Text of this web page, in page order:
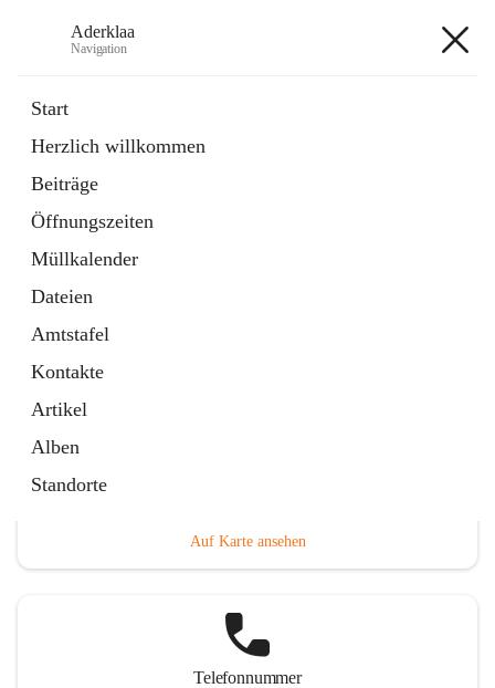
Aderklaa
Navigation
Start
Herzlich willkommen
Beiträge
Öffnungszeiten
Müllkalender
Dateien
Amtstafel
Kontakte
Artikel
Alben
Standorte
6 Schnellzugriffe
Gemeinde
3 Schnellzugriffe
Auf Karte ansehen
Telefonnummer